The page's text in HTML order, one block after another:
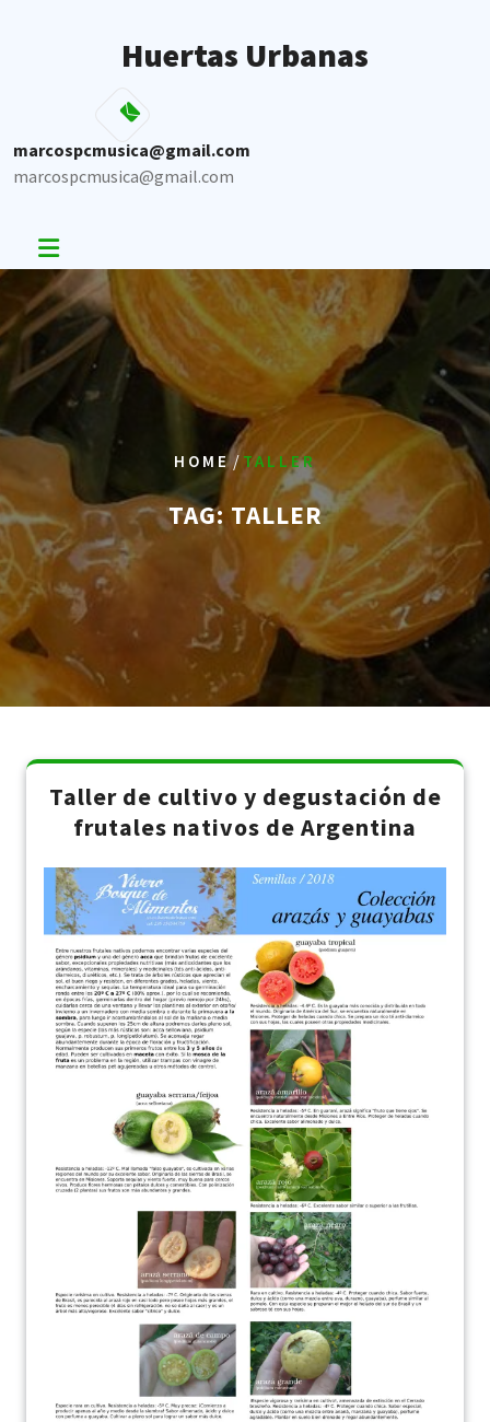
Huertas Urbanas
marcospcmusica@gmail.com
marcospcmusica@gmail.com
HOME/TALLER
TAG: TALLER
Taller de cultivo y degustación de
frutales nativos de Argentina